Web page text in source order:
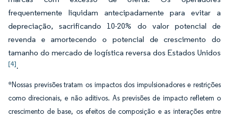
frequentemente liquidam antecipadamente para evitar a
depreciação, sacrificando 10-20% do valor potencial de
revenda e amortecendo o potencial de crescimento do
tamanho do mercado de logística reversa dos Estados Unidos
[4].
*Nossas previsões tratam os impactos dos impulsionadores e restrições
como direcionais, e não aditivos. As previsões de impacto refletem o
crescimento de base, os efeitos de composição e as interações entre